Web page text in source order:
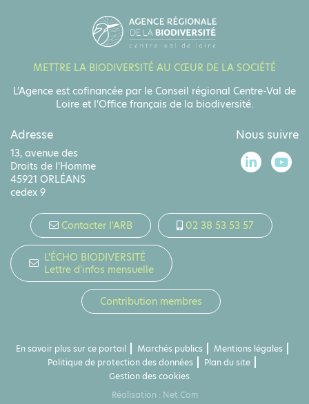
Adresse
13, avenue des
Droits de l'Homme
45921 ORLÉANS
cedex 9
Nous suivre
METTRE LA BIODIVERSITÉ AU CŒUR DE LA SOCIÉTÉ
L'Agence est cofinancée par le Conseil régional Centre-Val de
Loire et l'Office français de la biodiversité.
Contacter l'ARB 02 38 53 53 57
L'ÉCHO BIODIVERSITÉ
Lettre d'infos mensuelle
Contribution membres
En savoir plus sur ce portail Marchés publics
Mentions légales
Politique de protection des données
Plan du site
Gestion des cookies
Réalisation : Net.Com